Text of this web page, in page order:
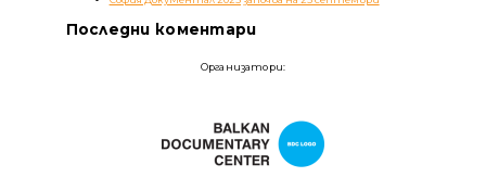
Последни коментари
Организатори: